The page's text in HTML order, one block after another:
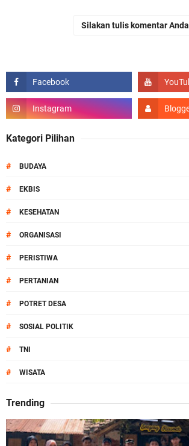
Silakan tulis komentar Anda
Kategori Pilihan
# BUDAYA
# EKBIS
# KESEHATAN
# ORGANISASI
# PERISTIWA
# PERTANIAN
# POTRET DESA
# SOSIAL POLITIK
# TNI
# WISATA
Trending